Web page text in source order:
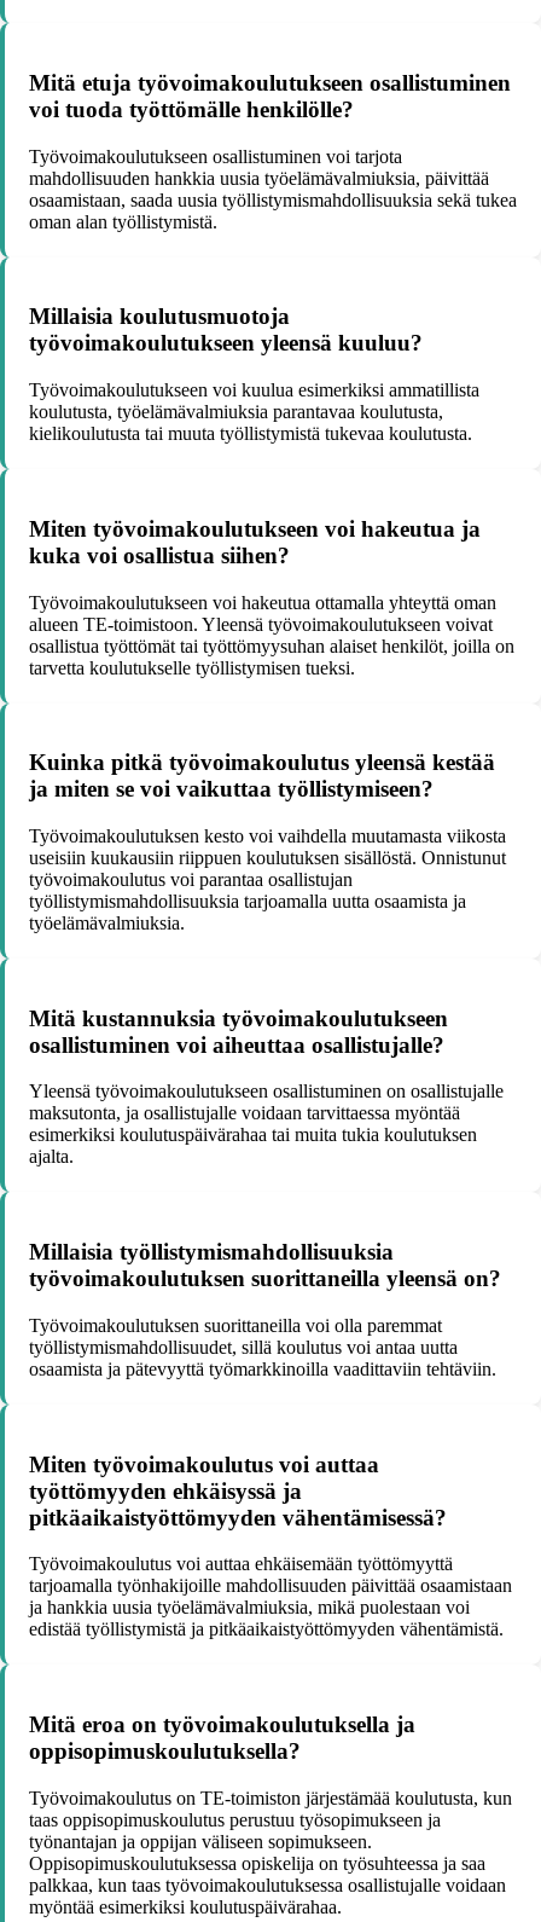
Mitä etuja työvoimakoulutukseen osallistuminen
voi tuoda työttömälle henkilölle?
Työvoimakoulutukseen osallistuminen voi tarjota
mahdollisuuden hankkia uusia työelämävalmiuksia, päivittää
osaamistaan, saada uusia työllistymismahdollisuuksia sekä tukea
oman alan työllistymistä.
Millaisia koulutusmuotoja
työvoimakoulutukseen yleensä kuuluu?
Työvoimakoulutukseen voi kuulua esimerkiksi ammatillista
koulutusta, työelämävalmiuksia parantavaa koulutusta,
kielikoulutusta tai muuta työllistymistä tukevaa koulutusta.
Miten työvoimakoulutukseen voi hakeutua ja
kuka voi osallistua siihen?
Työvoimakoulutukseen voi hakeutua ottamalla yhteyttä oman
alueen TE-toimistoon. Yleensä työvoimakoulutukseen voivat
osallistua työttömät tai työttömyysuhan alaiset henkilöt, joilla on
tarvetta koulutukselle työllistymisen tueksi.
Kuinka pitkä työvoimakoulutus yleensä kestää
ja miten se voi vaikuttaa työllistymiseen?
Työvoimakoulutuksen kesto voi vaihdella muutamasta viikosta
useisiin kuukausiin riippuen koulutuksen sisällöstä. Onnistunut
työvoimakoulutus voi parantaa osallistujan
työllistymismahdollisuuksia tarjoamalla uutta osaamista ja
työelämävalmiuksia.
Mitä kustannuksia työvoimakoulutukseen
osallistuminen voi aiheuttaa osallistujalle?
Yleensä työvoimakoulutukseen osallistuminen on osallistujalle
maksutonta, ja osallistujalle voidaan tarvittaessa myöntää
esimerkiksi koulutuspäivärahaa tai muita tukia koulutuksen
ajalta.
Millaisia työllistymismahdollisuuksia
työvoimakoulutuksen suorittaneilla yleensä on?
Työvoimakoulutuksen suorittaneilla voi olla paremmat
työllistymismahdollisuudet, sillä koulutus voi antaa uutta
osaamista ja pätevyyttä työmarkkinoilla vaadittaviin tehtäviin.
Miten työvoimakoulutus voi auttaa
työttömyyden ehkäisyssä ja
pitkäaikaistyöttömyyden vähentämisessä?
Työvoimakoulutus voi auttaa ehkäisemään työttömyyttä
tarjoamalla työnhakijoille mahdollisuuden päivittää osaamistaan
ja hankkia uusia työelämävalmiuksia, mikä puolestaan voi
edistää työllistymistä ja pitkäaikaistyöttömyyden vähentämistä.
Mitä eroa on työvoimakoulutuksella ja
oppisopimuskoulutuksella?
Työvoimakoulutus on TE-toimiston järjestämää koulutusta, kun
taas oppisopimuskoulutus perustuu työsopimukseen ja
työnantajan ja oppijan väliseen sopimukseen.
Oppisopimuskoulutuksessa opiskelija on työsuhteessa ja saa
palkkaa, kun taas työvoimakoulutuksessa osallistujalle voidaan
myöntää esimerkiksi koulutuspäivärahaa.